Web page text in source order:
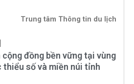
Trung tâm Thông tin du lịch
đồng bền vững tại vùng
thiểu số và miền núi tỉnh